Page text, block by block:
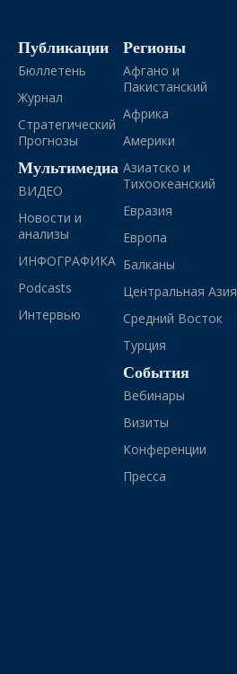
Публикации
Бюллетень
Журнал
Стратегический
Прогнозы
Мультимедиа
ВИДЕО
Новости и
анализы
ИНФОГРАФИКА
Podcasts
Интервью
Регионы
Афгано и
Пакистанский
Африка
Америки
Азиатско и
Тихоокеанский
Евразия
Европа
Балканы
Центральная Азия
Средний Восток
Турция
События
Вебинары
Визиты
Конференции
Пресса